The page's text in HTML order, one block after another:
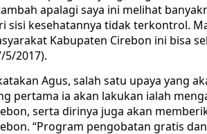
apalagi saya ini melihat
sisi kesehatannya tidak terkontrol.
Kabupaten Cirebon ini bisa
5/2017).
Agus, salah satu upaya yang
pertama ia akan lakukan ialah
serta dirinya juga akan
“Program pengobatan gratis